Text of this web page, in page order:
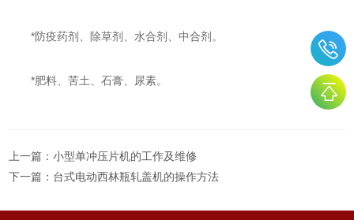
*防疫药剂、除草剂、水合剂、中合剂。
*肥料、苦土、石膏、尿素。
上一篇：小型单冲压片机的工作及维修
下一篇： 台式电动西林瓶轧盖机的操作方法